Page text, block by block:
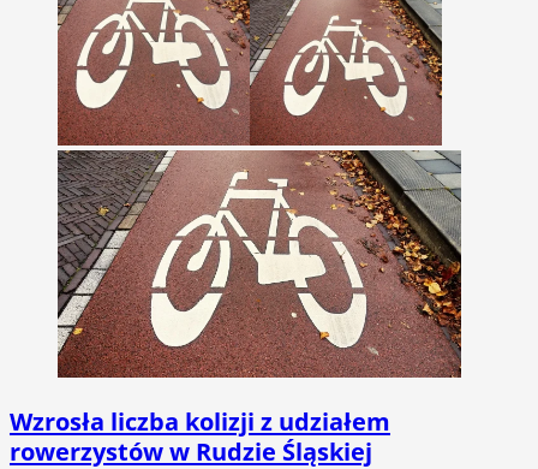
Wzrosła liczba kolizji z udziałem
rowerzystów w Rudzie Śląskiej